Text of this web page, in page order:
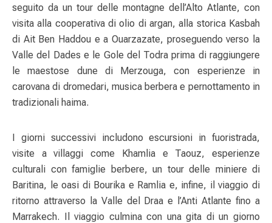
seguito da un tour delle montagne dell’Alto Atlante, con
visita alla cooperativa di olio di argan, alla storica Kasbah
di Ait Ben Haddou e a Ouarzazate, proseguendo verso la
Valle del Dades e le Gole del Todra prima di raggiungere
le maestose dune di Merzouga, con esperienze in
carovana di dromedari, musica berbera e pernottamento in
tradizionali haima.
I giorni successivi includono escursioni in fuoristrada,
visite a villaggi come Khamlia e Taouz, esperienze
culturali con famiglie berbere, un tour delle miniere di
Baritina, le oasi di Bourika e Ramlia e, infine, il viaggio di
ritorno attraverso la Valle del Draa e l’Anti Atlante fino a
Marrakech. Il viaggio culmina con una gita di un giorno